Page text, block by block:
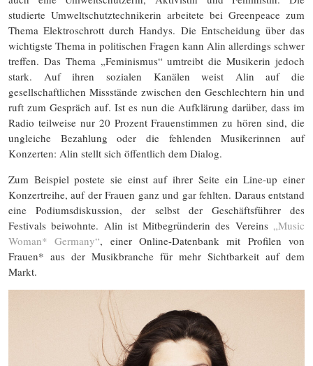
studierte Umweltschutztechnikerin arbeitete bei Greenpeace zum
Thema Elektroschrott durch Handys. Die Entscheidung über das
wichtigste Thema in politischen Fragen kann Alin allerdings schwer
treffen. Das Thema „Feminismus“ umtreibt die Musikerin jedoch
stark. Auf ihren sozialen Kanälen weist Alin auf die
gesellschaftlichen Missstände zwischen den Geschlechtern hin und
ruft zum Gespräch auf. Ist es nun die Aufklärung darüber, dass im
Radio teilweise nur 20 Prozent Frauenstimmen zu hören sind, die
ungleiche Bezahlung oder die fehlenden Musikerinnen auf
Konzerten: Alin stellt sich öffentlich dem Dialog.
Zum Beispiel postete sie einst auf ihrer Seite ein Line-up einer
Konzertreihe, auf der Frauen ganz und gar fehlten. Daraus entstand
eine Podiumsdiskussion, der selbst der Geschäftsführer des
Festivals beiwohnte. Alin ist Mitbegründerin des Vereins „Music
Woman* Germany“, einer Online-Datenbank mit Profilen von
Frauen* aus der Musikbranche für mehr Sichtbarkeit auf dem
Markt.